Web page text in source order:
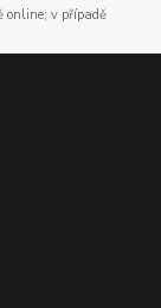
online; v případě